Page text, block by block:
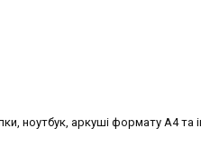
ноутбук, аркуші формату А4 та